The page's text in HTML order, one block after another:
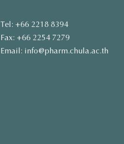
Tel: +66 2218 8394
Fax: +66 2254 7279
Email: info@pharm.chula.ac.th